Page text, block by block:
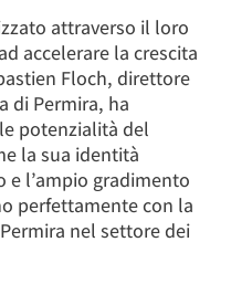
attraverso il loro
accelerare la crescita
Floch, direttore
di Permira, ha
potenzialità del
la sua identità
l’ampio gradimento
perfettamente con la
nel settore dei